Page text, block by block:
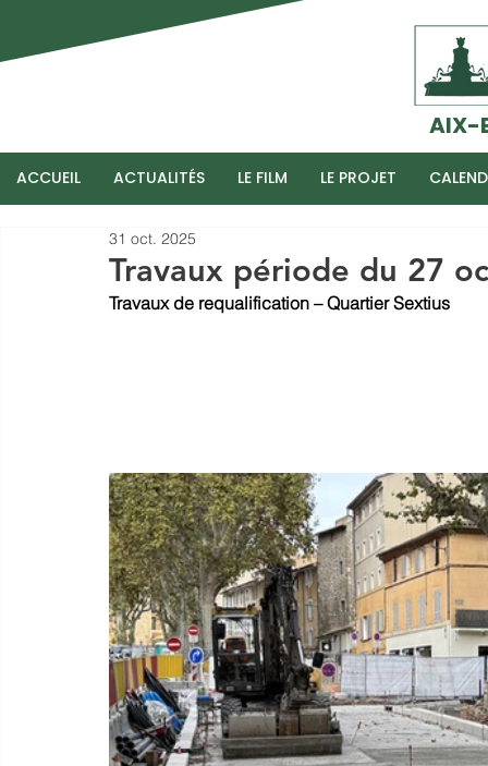
AIX-
ACCUEIL ACTUALITÉS LE FILM LE PROJET
Travaux période du 27
31 oct. 2025
Travaux de requalification – Quartier Sextius